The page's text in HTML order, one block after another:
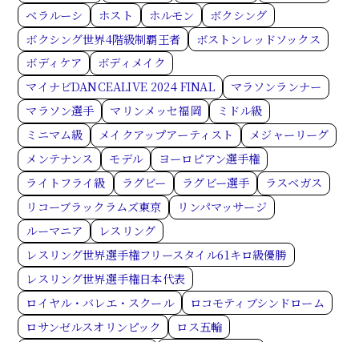
ベラルーシ
ホスト ホルモン
ボクシング
ボクシング世界4階級制覇王者
ボストンレッドソックス
ボディケア
ボディメイク
マイナビDANCEALIVE 2024 FINAL
マラソンランナー
マラソン選手
マリンメッセ福岡
ミドル級
ミニマム級
メイクアップアーティスト
メジャーリーグ
メンテナンス
モデル
ヨーロピアン選手権
ライトフライ級
ラグビー ラグビー選手
ラスベガス
リコーブラックラムズ東京
リンパマッサージ
ルーマニア
レスリング
レスリング世界選手権フリースタイル61キロ級優勝
レスリング世界選手権日本代表
ロイヤル・バレエ・スクール
ロコモティブシンドローム
ロサンゼルスオリンピック
ロス五輪